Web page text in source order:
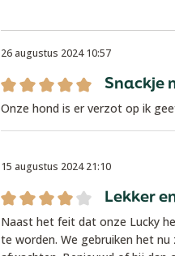
26 augustus 2024 10:57
Recensie met een waardering
Snackje
Onze hond is er verzot op ik
15 augustus 2024 21:10
Recensie met een waardering
Lekker
Naast het feit dat onze Lucky
te worden. We gebruiken het